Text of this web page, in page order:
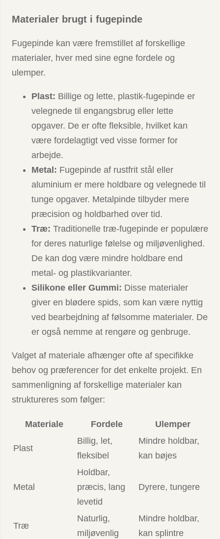
Materialer brugt i fugepinde
Fugepinde kan være fremstillet af forskellige
materialer, hver med sine egne fordele og
ulemper.
Plast: Billige og lette, plastik-fugepinde er
velegnede til engangsbrug eller lette
opgaver. De er ofte fleksible, hvilket kan
være fordelagtigt ved visse former for
arbejde.
Metal: Fugepinde af rustfrit stål eller
aluminium er mere holdbare og velegnede til
tunge opgaver. Metalpinde tilbyder mere
præcision og holdbarhed over tid.
Træ: Traditionelle træ-fugepinde er populære
for deres naturlige følelse og miljøvenlighed.
De kan dog være mindre holdbare end
metal- og plastikvarianter.
Silikone eller Gummi: Disse materialer
giver en blødere spids, som kan være nyttig
ved bearbejdning af følsomme materialer. De
er også nemme at rengøre og genbruge.
Valget af materiale afhænger ofte af specifikke
behov og præferencer for det enkelte projekt. En
sammenligning af forskellige materialer kan
struktureres som følger:
Materiale Fordele Ulemper
Plast
Billig, let,
fleksibel
Mindre holdbar,
kan bøjes
Metal
Holdbar,
præcis, lang
levetid
Dyrere, tungere
Træ
Naturlig,
miljøvenlig
Mindre holdbar,
kan splintre